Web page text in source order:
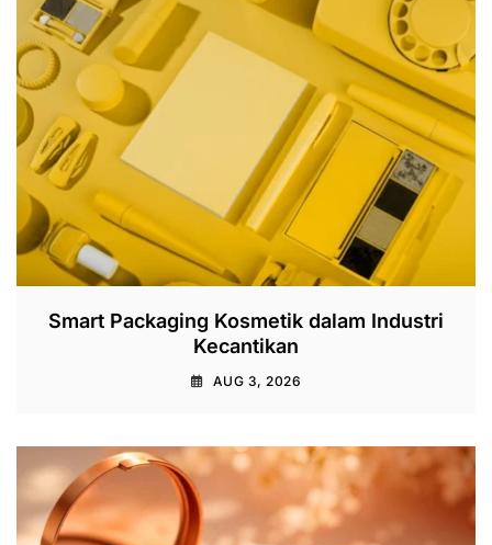
Smart Packaging Kosmetik dalam Industri
Kecantikan
AUG 3, 2026